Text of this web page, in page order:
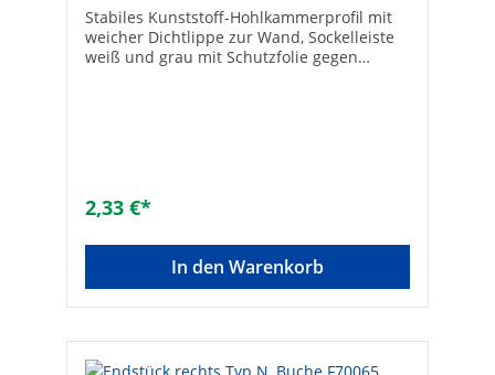
Stabiles Kunststoff-Hohlkammerprofil mit
weicher Dichtlippe zur Wand, Sockelleiste
weiß und grau mit Schutzfolie gegen
2,33 €*
In den Warenkorb